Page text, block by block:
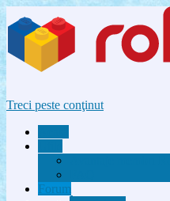
Treci peste conţinut
Forum